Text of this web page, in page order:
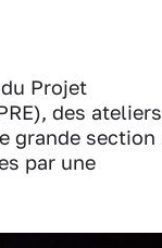
Projet
des ateliers
grande section
par une